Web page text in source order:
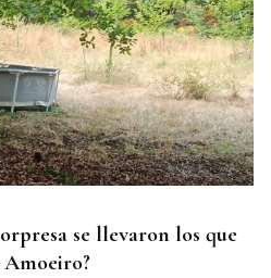
se llevaron los que